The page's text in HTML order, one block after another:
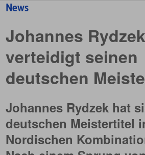
News
Johannes Rydzek
verteidigt seinen
deutschen
Johannes Rydzek hat
deutschen Meistertitel
Nordischen